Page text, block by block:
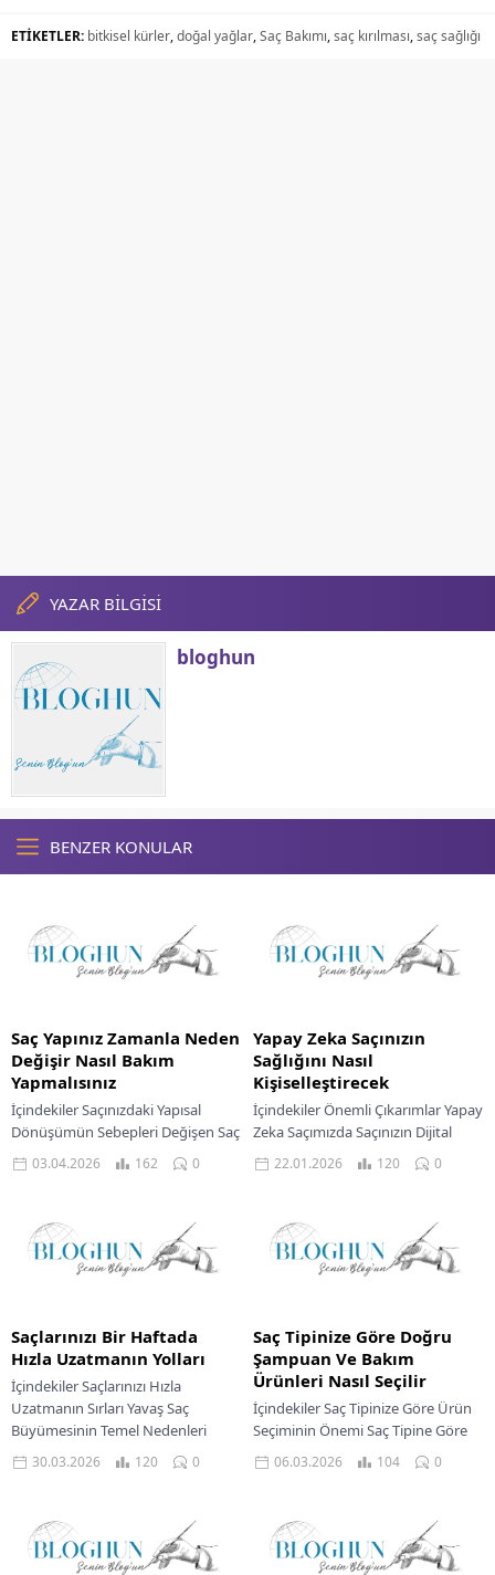
ETİKETLER: bitkisel kürler,doğal yağlar,Saç Bakımı,saç kırılması,saç sağlığı
YAZAR BİLGİSİ
bloghun
BENZER KONULAR
Saç Yapınız Zamanla Neden
Değişir Nasıl Bakım
Yapmalısınız
İçindekiler Saçınızdaki Yapısal
Dönüşümün Sebepleri Değişen Saç
Yapınıza Uygun Bakım Rutinleri
Bitkisel Kürler Ve Doğal Bakım
farklılaşması,...
03.04.2026 162 0
Yapay Zeka Saçınızın
Sağlığını Nasıl
Kişiselleştirecek
İçindekiler Önemli Çıkarımlar Yapay
Zeka Saçımızda Saçınızın Dijital
Kimliği Geleceği Tahmin Etmek
Kişiye Özel Formülasyonların
Rutin...
22.01.2026 120 0
Saçlarınızı Bir Haftada
Hızla Uzatmanın Yolları
İçindekiler Saçlarınızı Hızla
Uzatmanın Sırları Yavaş Saç
Büyümesinin Temel Nedenleri
Doğal Desteklerle Saç Büyümesini
Hızlandırmak Saç Uzamasına
30.03.2026 120 0
Saç Tipinize Göre Doğru
Şampuan Ve Bakım
Ürünleri Nasıl Seçilir
İçindekiler Saç Tipinize Göre Ürün
Seçiminin Önemi Saç Tipine Göre
Ürün Seçme Kılavuzu Yağlı Saçlar
İçin Dengeli Bakım Kuru Ve...
06.03.2026 104 0